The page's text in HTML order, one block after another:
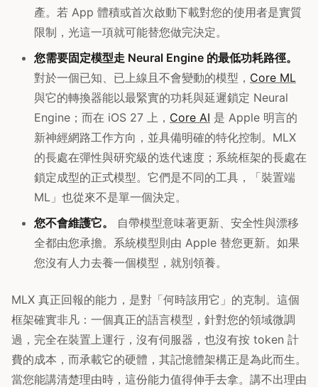
產。若 App 體積或首次啟動下載對您的使用者是實質
限制，光這一項就可能替您做完決定。
您需要固定模型走 Neural Engine 的最低功耗路徑。
對於一個已知、已上線且不會變動的模型， Core ML
與它的轉換器能以最緊實的功耗與延遲鎖定 Neural
Engine；而在 iOS 27 上， Core AI 是 Apple 明言的
新神經網路工作方向，並具備明確的特化控制。MLX
的長處在彈性與研究級的迭代速度；系統框架的長處在
鎖定成型的正式模型。它們是不同的工具，「裝置端
ML」也從來不是單一個決定。
您不會維護它。
自帶模型意味著更新、安全性與漂移
全都由您承擔。系統模型則由 Apple 替您更新。如果
您沒有人力去養一個模型，就別領養。
MLX 真正回報的能力，是對「何時該用它」的克制。這個
框架確實非凡：一個真正的語言模型，針對您的領域微調
過，完全在裝置上運行，沒有伺服器，也沒有按 token 計
費的成本，而承載它的硬體，其記憶體架構正是為此而生。
當您能講清楚理由時，這份能力值得伸手去拿。講不出理由